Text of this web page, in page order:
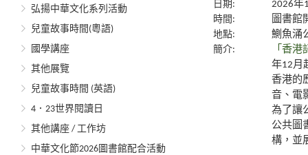
弘揚中華文化系列活動
兒童故事時間(粵語)
國學講座
其他展覽
兒童故事時間 (英語)
4．23世界閱讀日
其他講座 / 工作坊
中華文化節2026圖書館配合活動
日期:
2026年
時間:
圖書館
地點:
鰂魚涌
簡介:
「香
年12月
香港的
音、電
為了讓
公共圖
構，並